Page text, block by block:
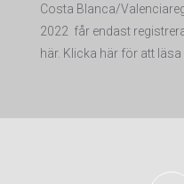
Costa Blanca/
2022 får endast
här. Klicka här för att läsa